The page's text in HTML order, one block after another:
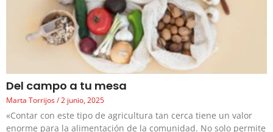
Del campo a tu mesa
Marta Torrijos 2 junio, 2025
«Contar con este tipo de agricultura tan cerca tiene un valor
enorme para la alimentación de la comunidad. No solo permite